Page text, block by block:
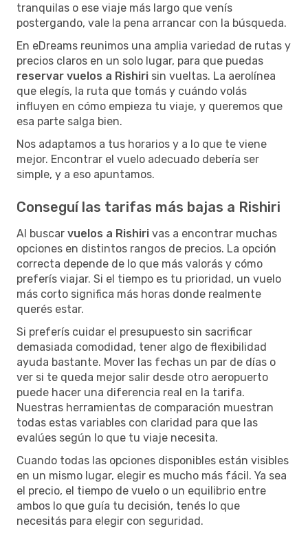
tranquilas o ese viaje más largo que venís
postergando, vale la pena arrancar con la búsqueda.
En eDreams reunimos una amplia variedad de rutas y
precios claros en un solo lugar, para que puedas
reservar vuelos a Rishiri sin vueltas. La aerolínea
que elegís, la ruta que tomás y cuándo volás
influyen en cómo empieza tu viaje, y queremos que
esa parte salga bien.
Nos adaptamos a tus horarios y a lo que te viene
mejor. Encontrar el vuelo adecuado debería ser
simple, y a eso apuntamos.
Conseguí las tarifas más bajas a Rishiri
Al buscar vuelos a Rishiri vas a encontrar muchas
opciones en distintos rangos de precios. La opción
correcta depende de lo que más valorás y cómo
preferís viajar. Si el tiempo es tu prioridad, un vuelo
más corto significa más horas donde realmente
querés estar.
Si preferís cuidar el presupuesto sin sacrificar
demasiada comodidad, tener algo de flexibilidad
ayuda bastante. Mover las fechas un par de días o
ver si te queda mejor salir desde otro aeropuerto
puede hacer una diferencia real en la tarifa.
Nuestras herramientas de comparación muestran
todas estas variables con claridad para que las
evalúes según lo que tu viaje necesita.
Cuando todas las opciones disponibles están visibles
en un mismo lugar, elegir es mucho más fácil. Ya sea
el precio, el tiempo de vuelo o un equilibrio entre
ambos lo que guía tu decisión, tenés lo que
necesitás para elegir con seguridad.